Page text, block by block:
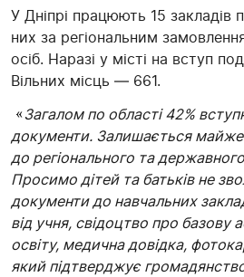
У Дніпрі працюють 15 закладів
них за регіональним
осіб. Наразі у місті на вступ
Вільних місць — 661.
«Загалом по області 42%
документи. Залишається майже
до регіонального та
Просимо дітей та батьків не
документи до навчальних
від учня, свідоцтво про базову
освіту, медична довідка,
який підтверджує